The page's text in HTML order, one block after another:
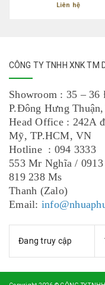
Liên hệ
CÔNG TY TNHH XNK TM
Showroom : 35 –
P.Đông Hưng
Head Office : 242A
Mỹ, TP.HCM, VN
Hotline : 094 3333
553 Mr Nghĩa / 0913
819 238 Ms
Thanh (Zalo)
Email:
Đang truy cập